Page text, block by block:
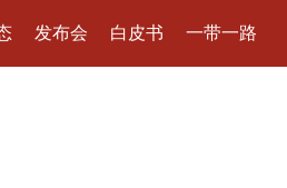
发布会 白皮书 一带一路